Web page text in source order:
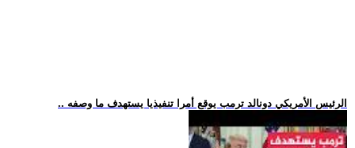
.. الرئيس الأمريكي دونالد ترمب يوقع أمرا تنفيذيا يستهدف ما وصفه